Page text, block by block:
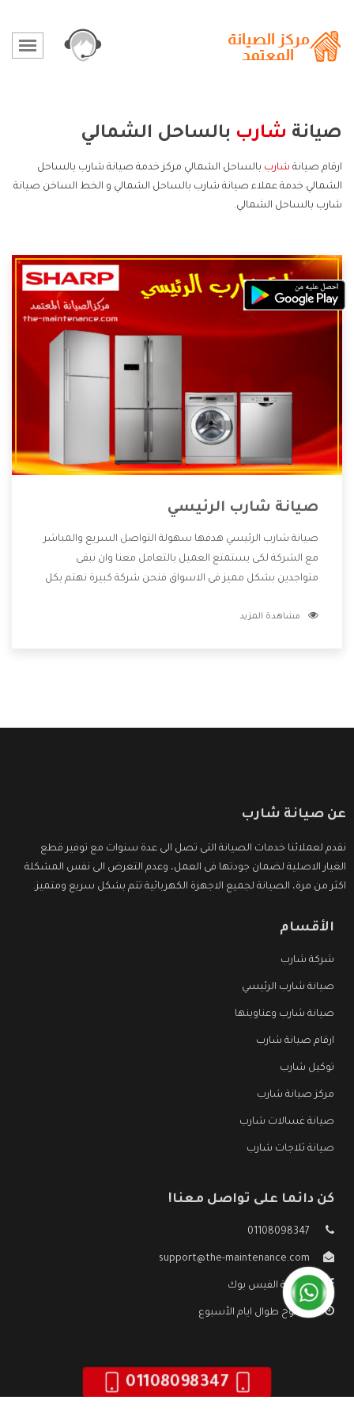
صيانة شارب بالساحل الشمالي
ارقام صيانة شارب بالساحل الشمالي مركز خدمة صيانة شارب بالساحل
الشمالي خدمة عملاء صيانة شارب بالساحل الشمالي و الخط الساخن صيانة
شارب بالساحل الشمالي.
صيانة شارب الرئيسي
صيانة شارب الرئيسي هدفها سهولة التواصل السريع والمباشر
مع الشركة لكى يستمتع العميل بالتعامل معنا وان نبقى
متواجدين بشكل مميز فى الاسواق فنحن شركة كبيرة نهتم بكل
الشركة بها والتى تكون منها خدمة الصيانة التى تكون من أهم
مشاهدة المزيد
عن صيانة شارب
نقدم لعملائنا خدمات الصيانة التى تصل الى عدة سنوات مع توفير قطع
الغيار الاصلية لضمان جودتها فى العمل، وعدم التعرض الى نفس المشكلة
اكثر من مرة، الصيانة لجميع الاجهزة الكهربائية تتم بشكل سريع ومتميز.
الأقسام
شركة شارب
صيانة شارب الرئيسي
صيانة شارب وعناوينها
ارقام صيانة شارب
توكيل شارب
مركز صيانة شارب
صيانة غسالات شارب
صيانة ثلاجات شارب
كن دائما على تواصل معنا!
01108098347
support@the-maintenance.com
صفحة الفيس بوك
مفتوح طوال ايام الأسبوع
01108098347